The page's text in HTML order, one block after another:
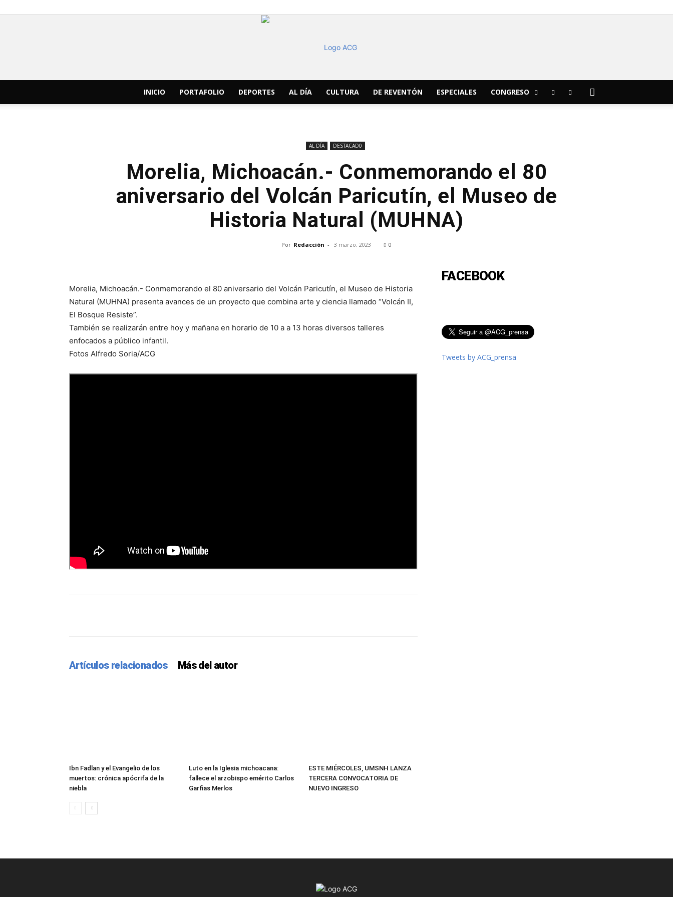
Noticias
INICIO PORTAFOLIO DEPORTES AL DÍA CULTURA DE REVENTÓN ESPECIALES CONGRESO
AL DÍA DESTACAD0
Morelia, Michoacán.- Conmemorando el 80
aniversario del Volcán Paricutín, el Museo de
Historia Natural (MUHNA)
Por Redacción - 3 marzo, 2023 0
Morelia, Michoacán.- Conmemorando el 80 aniversario del Volcán Paricutín, el Museo de Historia
Natural (MUHNA) presenta avances de un proyecto que combina arte y ciencia llamado “Volcán II,
El Bosque Resiste”.
También se realizarán entre hoy y mañana en horario de 10 a a 13 horas diversos talleres
enfocados a público infantil.
Fotos Alfredo Soria/ACG
Artículos relacionados Más del autor
Ibn Fadlan y el Evangelio de los
muertos: crónica apócrifa de la
niebla
Luto en la Iglesia michoacana:
fallece el arzobispo emérito Carlos
Garfias Merlos
ESTE MIÉRCOLES, UMSNH LANZA
TERCERA CONVOCATORIA DE
NUEVO INGRESO
FACEBOOK
Tweets by ACG_prensa